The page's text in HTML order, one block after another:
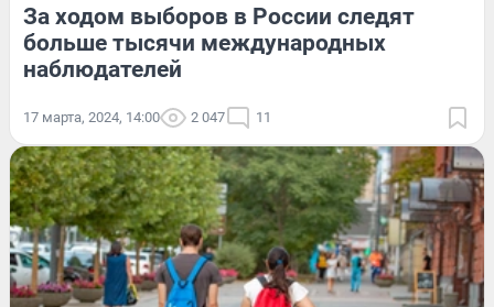
За ходом выборов в России следят
больше тысячи международных
наблюдателей
17 марта, 2024, 14:00 2 047 11